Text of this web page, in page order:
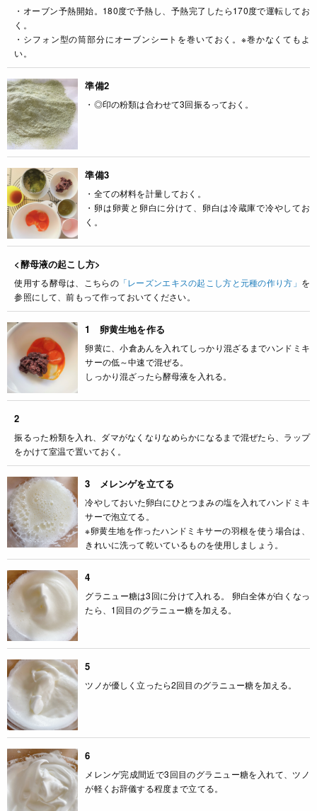
・オーブン予熱開始。180度で予熱し、予熱完了したら170度で運転してお
く。
・シフォン型の筒部分にオーブンシートを巻いておく。※巻かなくてもよ
い。
準備2
・◎印の粉類は合わせて3回振るっておく。
準備3
・全ての材料を計量しておく。
・卵は卵黄と卵白に分けて、卵白は冷蔵庫で冷やしてお
く。
<酵母液の起こし方>
使用する酵母は、こちらの「レーズンエキスの起こし方と元種の作り方」 を
参照にして、前もって作っておいてください。
1 卵黄生地を作る
卵黄に、小倉あんを入れてしっかり混ざるまでハンドミキ
サーの低～中速で混ぜる。
しっかり混ざったら酵母液を入れる。
2
振るった粉類を入れ、ダマがなくなりなめらかになるまで混ぜたら、ラップ
をかけて室温で置いておく。
3 メレンゲを立てる
冷やしておいた卵白にひとつまみの塩を入れてハンドミキ
サーで泡立てる。
※卵黄生地を作ったハンドミキサーの羽根を使う場合は、
きれいに洗って乾いているものを使用しましょう。
4
グラニュー糖は3回に分けて入れる。 卵白全体が白くなっ
たら、1回目のグラニュー糖を加える。
5
ツノが優しく立ったら2回目のグラニュー糖を加える。
6
メレンゲ完成間近で3回目のグラニュー糖を入れて、ツノ
が軽くお辞儀する程度まで立てる。